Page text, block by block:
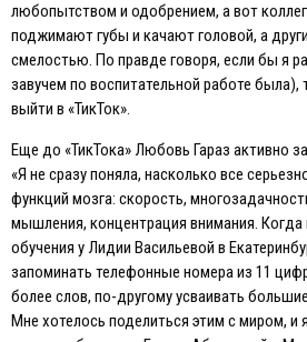
любопытством и одобрением, а вот
поджимают губы и качают головой, а
смелостью. По правде говоря, если бы я
завучем по воспитательной работе
выйти в «ТикТок».
Eще до «ТикТока» Любовь Гараз активно
«Я не сразу поняла, насколько все
функций мозга: скорость,
мышления, концентрация внимания. Когда
обучения у Лидии Васильевой в
запоминать телефонные номера из 11
более слов, по-другому усваивать
Мне хотелось поделиться этим с миром, и